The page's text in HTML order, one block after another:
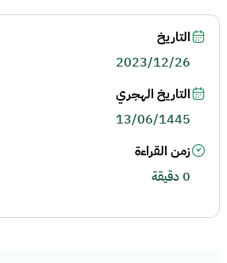
التاريخ
2023/12/26
التاريخ الهجري
13/06/1445
زمن القراءة
0 دقيقة